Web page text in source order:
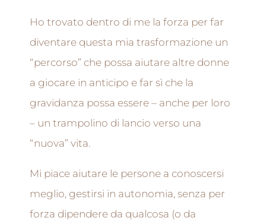
Ho trovato dentro di me la forza per far
diventare questa mia trasformazione un
“percorso” che possa aiutare altre donne
a giocare in anticipo e far sì che la
gravidanza possa essere – anche per loro
– un trampolino di lancio verso una
“nuova” vita.
Mi piace aiutare le persone a conoscersi
meglio, gestirsi in autonomia, senza per
forza dipendere da qualcosa (o da